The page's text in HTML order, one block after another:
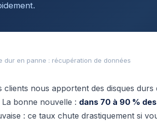
dur en panne : récupération de données
clients nous apportent des disques
bonne nouvelle : dans 70 à 90 %
: ce taux chute drastiquement si